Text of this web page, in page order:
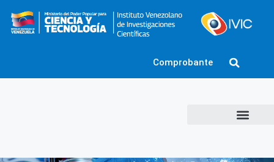
Comprobante